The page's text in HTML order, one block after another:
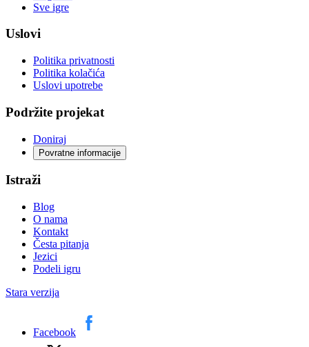
Sve igre
Uslovi
Politika privatnosti
Politika kolačića
Uslovi upotrebe
Podržite projekat
Doniraj
Povratne informacije
Istraži
Blog
O nama
Kontakt
Česta pitanja
Jezici
Podeli igru
Stara verzija
Facebook